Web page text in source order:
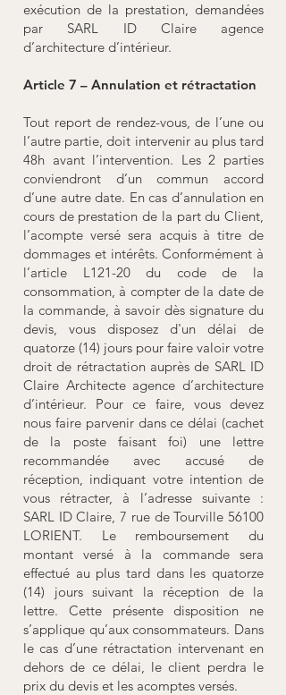
exécution de la prestation, demandées
par SARL ID Claire agence
d’architecture d’intérieur.
Article 7 – Annulation et rétractation
Tout report de rendez-vous, de l’une ou
l’autre partie, doit intervenir au plus tard
48h avant l’intervention. Les 2 parties
conviendront d’un commun accord
d’une autre date. En cas d’annulation en
cours de prestation de la part du Client,
l’acompte versé sera acquis à titre de
dommages et intérêts. Conformément à
l’article L121-20 du code de la
consommation, à compter de la date de
la commande, à savoir dès signature du
devis, vous disposez d'un délai de
quatorze (14) jours pour faire valoir votre
droit de rétractation auprès de SARL ID
Claire Architecte agence d’architecture
d’intérieur. Pour ce faire, vous devez
nous faire parvenir dans ce délai (cachet
de la poste faisant foi) une lettre
recommandée avec accusé de
réception, indiquant votre intention de
vous rétracter, à l’adresse suivante :
SARL ID Claire, 7 rue de Tourville 56100
LORIENT. Le remboursement du
montant versé à la commande sera
effectué au plus tard dans les quatorze
(14) jours suivant la réception de la
lettre. Cette présente disposition ne
s’applique qu’aux consommateurs. Dans
le cas d’une rétractation intervenant en
dehors de ce délai, le client perdra le
prix du devis et les acomptes versés.